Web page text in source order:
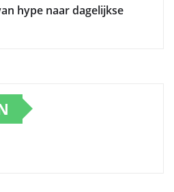
hype naar dagelijkse